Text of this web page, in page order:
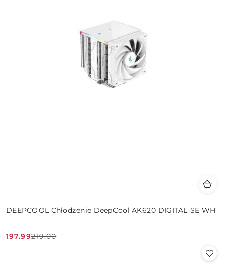
DEEPCOOL Chłodzenie DeepCool AK620 DIGITAL SE WH
Cena
197.99
Cena
219.00